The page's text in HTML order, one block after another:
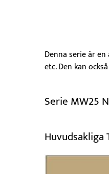
Denna serie är
etc. Den kan
Serie MW25
Huvudsakliga